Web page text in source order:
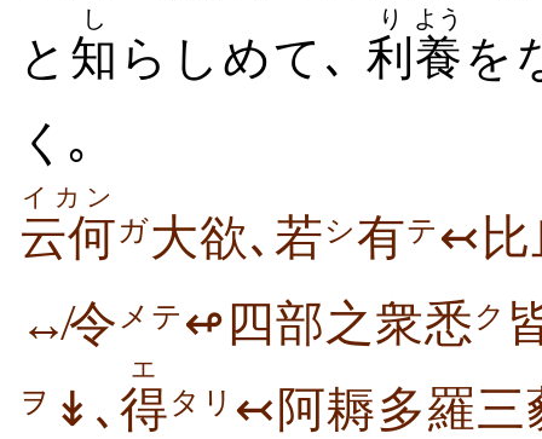
と 知
し
らしめて､ 利
り
養
よう
を
く｡
云何
イカン
ガ大欲､若シ有テ ↢比
↮令 メテ ↫四部之衆悉ク
ヲ ↡､ 得
エ
タリ ↢阿耨多羅三